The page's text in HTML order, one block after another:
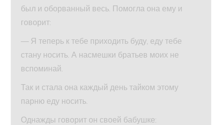
был и оборванный весь. Помогла она ему и
говорит:
— Я теперь к тебе приходить буду, еду тебе
стану носить. А насмешки братьев моих не
вспоминай.
Так и стала она каждый день тайком этому
парню еду носить.
Однажды говорит он своей бабушке: